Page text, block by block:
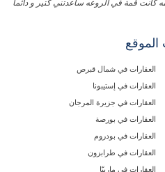
قمة في الروعه ساعدتني كتير و دائما
العقارات في شمال قبرص
العقارات في إستيبونا
العقارات في جزيرة المرجان
العقارات في بورصة
العقارات في بودروم
العقارات في طرابزون
العقارات في ماربيّا